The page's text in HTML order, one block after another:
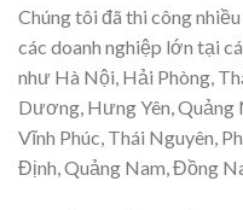
Chúng tôi đã thi công
các doanh nghiệp lớn tại
như Hà Nội, Hải Phòng,
Dương, Hưng Yên, Quảng
Vĩnh Phúc, Thái Nguyên,
Định, Quảng Nam, Đồng